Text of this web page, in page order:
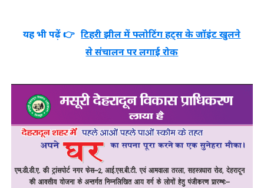
यह भी पढ़ें 👉 टिहरी झील में फ्लोटिंग हट्स के जॉइंट खुलने
से संचालन पर लगाई रोक